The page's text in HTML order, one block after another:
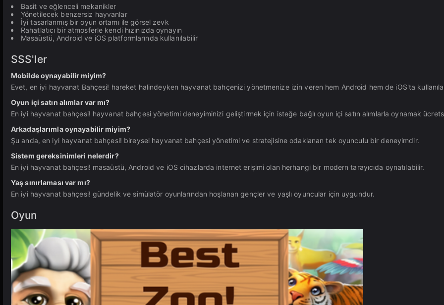
Basit ve eğlenceli mekanikler
Yönetilecek benzersiz hayvanlar
İyi tasarlanmış bir oyun ortamı ile görsel zevk
Rahatlatıcı bir atmosferle kendi hızınızda oynayın
Masaüstü, Android ve iOS platformlarında kullanılabilir
SSS'ler
Mobilde oynayabilir miyim?
Evet, en iyi hayvanat Bahçesi! hareket halindeyken hayvanat bahçenizi yönetmenize izin veren hem Android hem de iOS'ta
Oyun içi satın alımlar var mı?
En iyi hayvanat bahçesi! hayvanat bahçesi yönetimi deneyiminizi geliştirmek için isteğe bağlı oyun içi satın alımlarla oynamak
Arkadaşlarımla oynayabilir miyim?
Şu anda, en iyi hayvanat bahçesi! bireysel hayvanat bahçesi yönetimi ve stratejisine odaklanan tek oyunculu bir deneyimdir.
Sistem gereksinimleri nelerdir?
En iyi hayvanat bahçesi! masaüstü, Android ve iOS cihazlarda internet erişimi olan herhangi bir modern tarayıcıda oynatılabilir.
Yaş sınırlaması var mı?
En iyi hayvanat bahçesi! gündelik ve simülatör oyunlarından hoşlanan gençler ve yaşlı oyuncular için uygundur.
Oyun